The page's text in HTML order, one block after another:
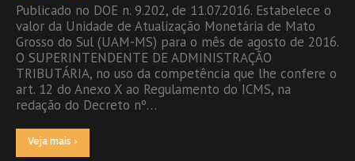
Publicado no DOE n. 9.202, de 11.07.2016. Estabelece o
valor da Unidade de Atualização Monetária de Mato
Grosso do Sul (UAM-MS) para o mês de agosto de 2016.
O SUPERINTENDENTE DE ADMINISTRAÇÃO
TRIBUTÁRIA, no uso da competência que lhe confere o
art. 12 do Anexo X ao Regulamento do ICMS, na
redação do Decreto nº…
Veja mais ›